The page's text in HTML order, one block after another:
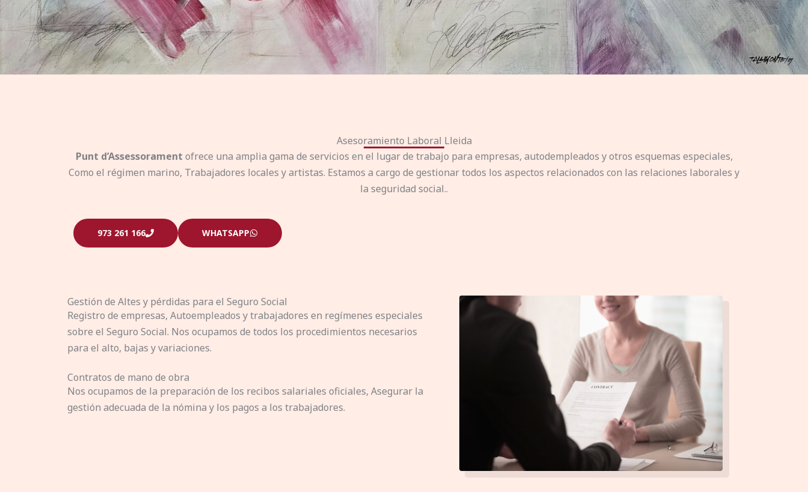
Asesoramiento Laboral Lleida
Punt d’Assessorament ofrece una amplia gama de servicios en el lugar de trabajo para empresas, autodempleados y otros esquemas especiales,
Como el régimen marino, Trabajadores locales y artistas. Estamos a cargo de gestionar todos los aspectos relacionados con las relaciones laborales y
la seguridad social..
973 261 166 WHATSAPP
Gestión de Altes y pérdidas para el Seguro Social
Registro de empresas, Autoempleados y trabajadores en regímenes especiales
sobre el Seguro Social. Nos ocupamos de todos los procedimientos necesarios
para el alto, bajas y variaciones.
Contratos de mano de obra
Nos ocupamos de la preparación de los recibos salariales oficiales, Asegurar la
gestión adecuada de la nómina y los pagos a los trabajadores.